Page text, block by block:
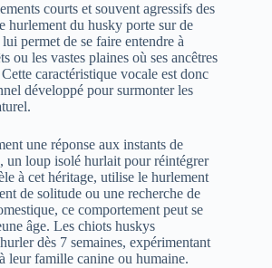
courts et souvent agressifs des
hurlement du husky porte sur de
permet de se faire entendre à
ou les vastes plaines où ses ancêtres
caractéristique vocale est donc
développé pour surmonter les
une réponse aux instants de
un loup isolé hurlait pour réintégrer
à cet héritage, utilise le hurlement
de solitude ou une recherche de
ce comportement peut se
âge. Les chiots huskys
dès 7 semaines, expérimentant
leur famille canine ou humaine.